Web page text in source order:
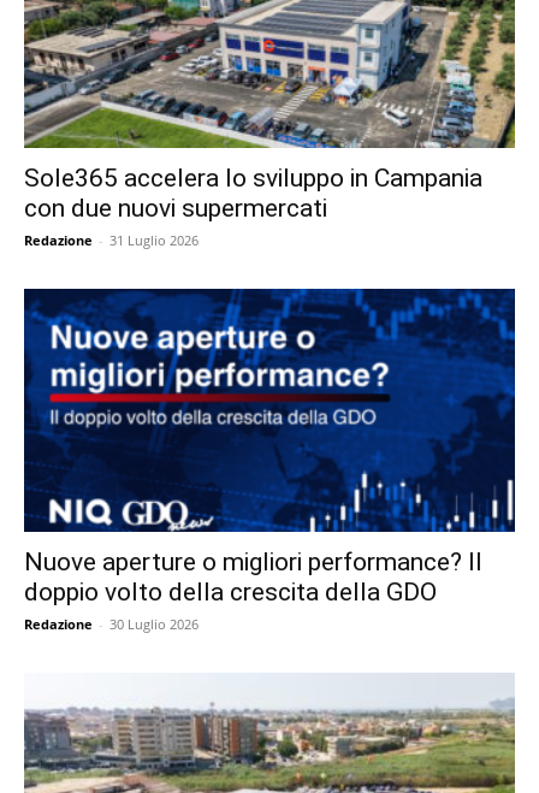
Sole365 accelera lo sviluppo in Campania
con due nuovi supermercati
Redazione - 31 Luglio 2026
Nuove aperture o migliori performance? Il
doppio volto della crescita della GDO
Redazione - 30 Luglio 2026